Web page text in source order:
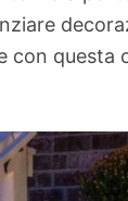
con questa